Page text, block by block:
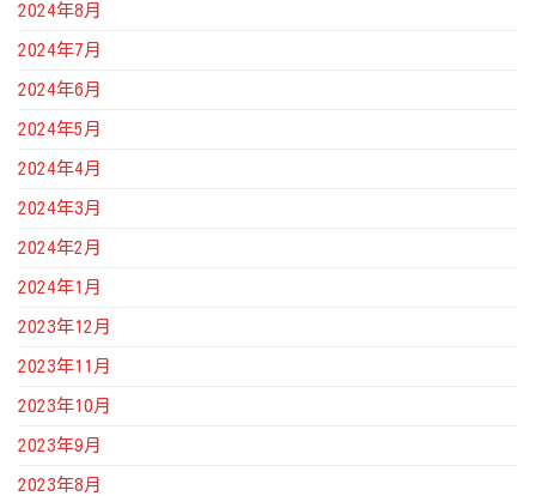
2024年8月
2024年7月
2024年6月
2024年5月
2024年4月
2024年3月
2024年2月
2024年1月
2023年12月
2023年11月
2023年10月
2023年9月
2023年8月